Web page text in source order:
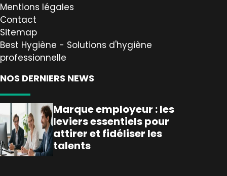
Mentions légales
Contact
Sitemap
Best Hygiène - Solutions d'hygiène
professionnelle
NOS DERNIERS NEWS
Marque employeur : les
leviers essentiels pour
attirer et fidéliser les
talents